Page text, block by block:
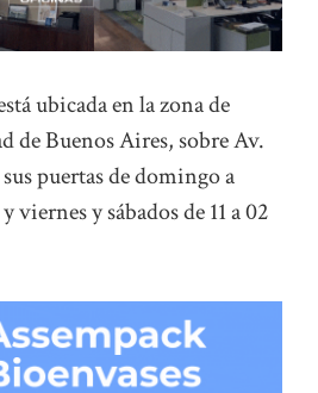
ubicada en la zona de
de Buenos Aires, sobre Av.
puertas de domingo a
viernes y sábados de 11 a 02